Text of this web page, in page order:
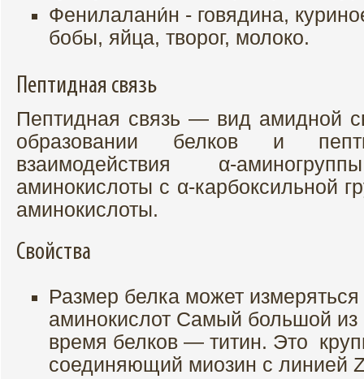
Фенилалани́н - говядина,
бобы, яйца, творог, молоко.
Пептидная связь
Пептидная связь — вид амидной
образовании белков и
взаимодействия α-
аминокислоты с α-карбоксильной
аминокислоты.
Свойства
Размер белка может измеряться
аминокислот Самый большой из
время белков — титин. Это
соединяющий миозин с линией